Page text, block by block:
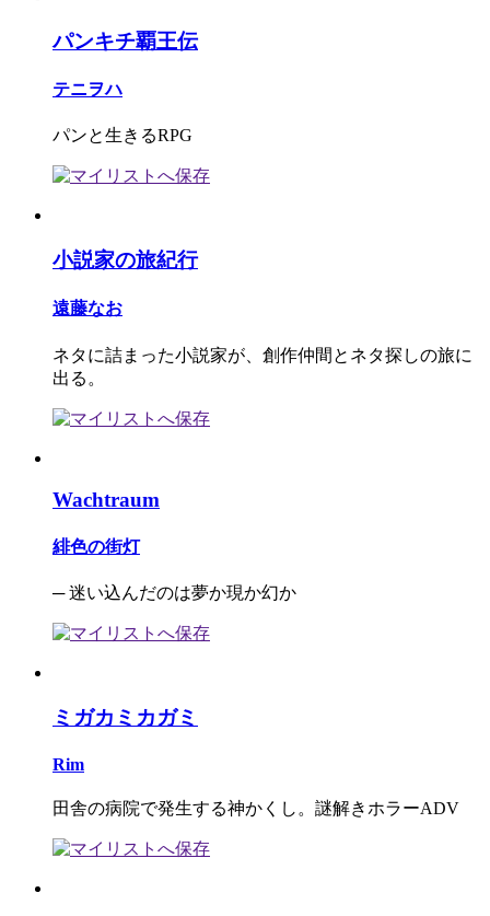
パンキチ覇王伝
テニヲハ
パンと生きるRPG
小説家の旅紀行
遠藤なお
ネタに詰まった小説家が、創作仲間とネタ探しの旅に
出る。
Wachtraum
緋色の街灯
─ 迷い込んだのは夢か現か幻か
ミガカミカガミ
Rim
田舎の病院で発生する神かくし。謎解きホラーADV